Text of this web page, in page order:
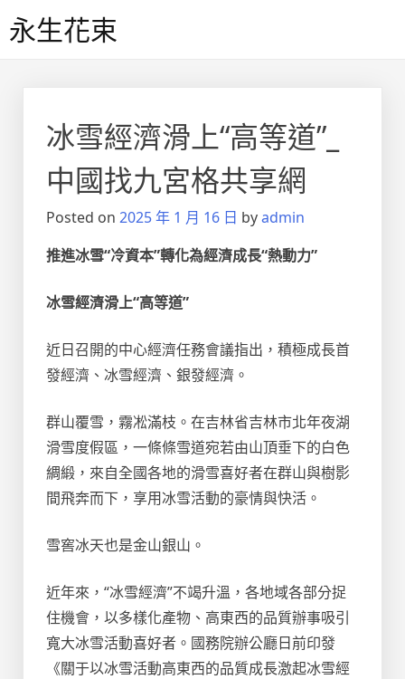
to永生花束
冰雪經濟滑上“高等道”_
中國找九宮格共享網
Posted on 2025 年 1 月 16 日 byadmin
推進冰雪“冷資本”轉化為經濟成長“熱動力”
冰雪經濟滑上“高等道”
近日召開的中心經濟任務會議指出，積極成長首
發經濟、冰雪經濟、銀發經濟。
群山覆雪，霧凇滿枝。在吉林省吉林市北年夜湖
滑雪度假區，一條條雪道宛若由山頂垂下的白色
綢緞，來自全國各地的滑雪喜好者在群山與樹影
間飛奔而下，享用冰雪活動的豪情與快活。
雪窖冰天也是金山銀山。
近年來，“冰雪經濟”不竭升溫，各地域各部分捉
住機會，以多樣化產物、高東西的品質辦事吸引
寬大冰雪活動喜好者。國務院辦公廳日前印發
《關于以冰雪活動高東西的品質成長激起冰雪經